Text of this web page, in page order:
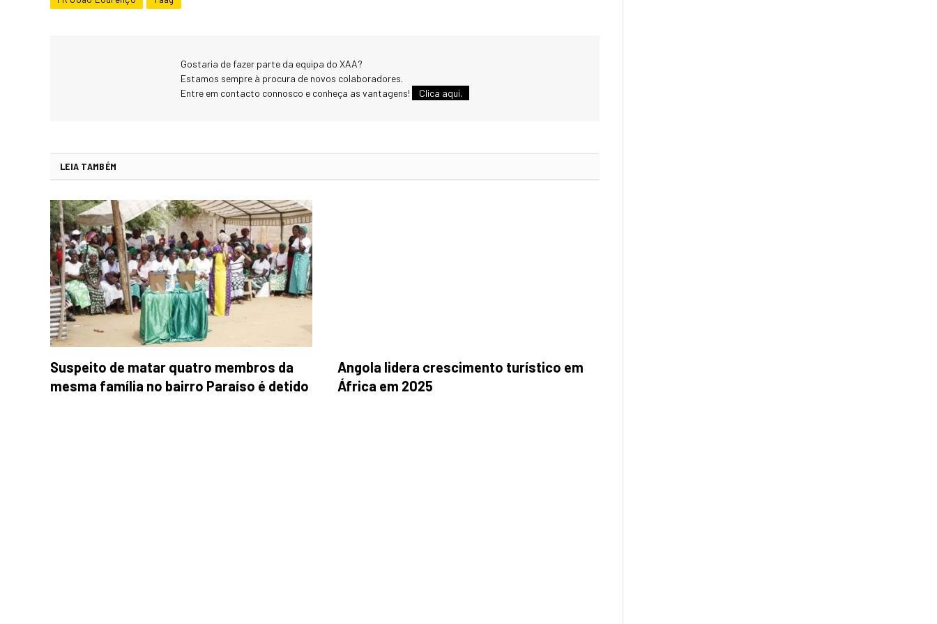
Gostaria de fazer parte da equipa do XAA?
Estamos sempre à procura de novos colaboradores.
Entre em contacto connosco e conheça as vantagens!
Clica aqui.
LEIA TAMBÉM
Suspeito de matar quatro membros da
mesma família no bairro Paraíso é detido
Angola lidera crescimento turístico em
África em 2025